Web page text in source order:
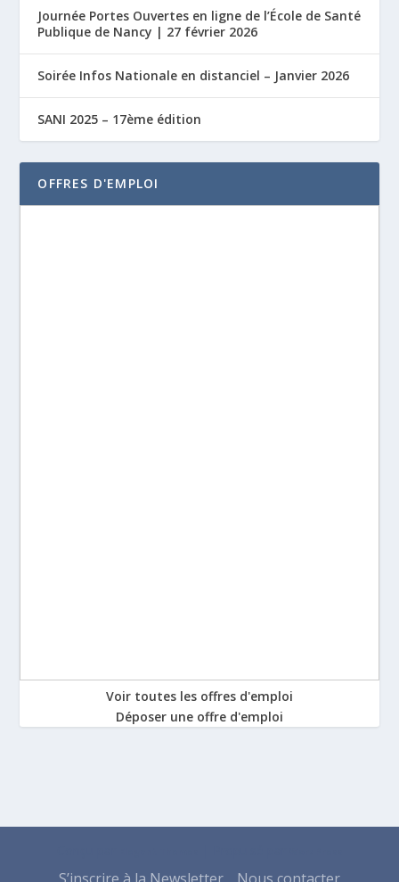
Journée Portes Ouvertes en ligne de l’École de Santé
Publique de Nancy | 27 février 2026
Soirée Infos Nationale en distanciel – Janvier 2026
SANI 2025 – 17ème édition
OFFRES D'EMPLOI
Voir toutes les offres d'emploi
Déposer une offre d'emploi